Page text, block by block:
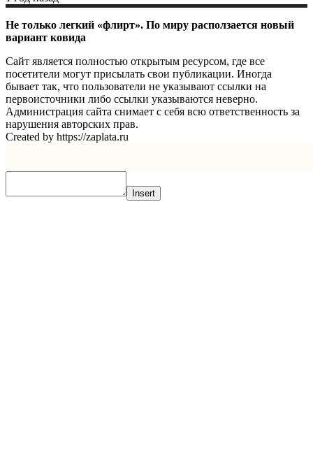
Не только легкий «флирт». По миру расползается новый
вариант ковида
Сайт является полностью открытым ресурсом, где все
посетители могут присылать свои публикации. Иногда
бывает так, что пользователи не указывают ссылки на
первоисточники либо ссылки указываются неверно.
Администрация сайта снимает с себя всю ответственность за
нарушения авторских прав.
Created by https://zaplata.ru
Insert